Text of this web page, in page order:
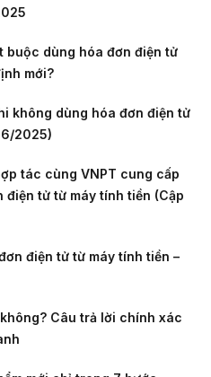
buộc dùng hóa đơn điện tử
mới?
không dùng hóa đơn điện tử
2025)
tác cùng VNPT cung cấp
tử từ máy tính tiền (Cập
điện tử từ máy tính tiền –
Câu trả lời chính xác